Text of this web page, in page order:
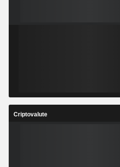
Criptovalute